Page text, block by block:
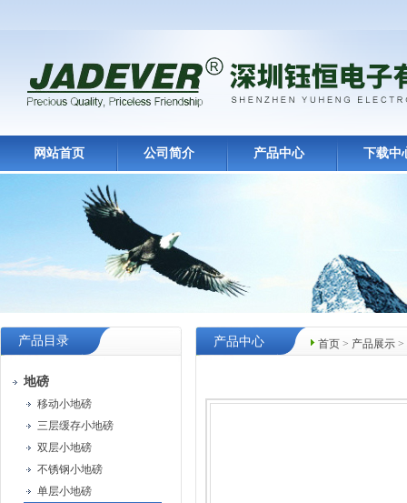
网站首页 公司简介 产品中心 下载中
产品目录
地磅
移动小地磅
三层缓存小地磅
双层小地磅
不锈钢小地磅
单层小地磅
首页 > 产品展示 >
产品中心